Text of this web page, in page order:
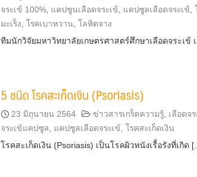
จระเข้ 100%, แคปซูนเลือดจระเข้ แคปซูลเลือดจระเข้
มะเร็ง โรคเบาหวาน โลหิตจาง
ทีมนักวิจัยมหาวิทยาลัยเกษตรศาสตร์ศึกษาเลือดจระเข้
5 ชนิด โรคสะเก็ดเงิน (Psoriasis)
23 มิถุนายน 2564 ข่าวสารเกร็ดความรู้, เลือดจ
จระเข้แคปซูล
แคปซูลเลือดจระเข้ โรคสะเก็ดเงิน
โรคสะเก็ดเงิน (Psoriasis) เป็นโรคผิวหนังเรื้อรังที่เกิด